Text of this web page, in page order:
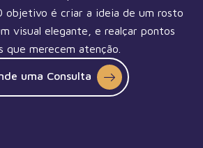
objetivo é criar a ideia de um rosto
visual elegante, e realçar pontos
que merecem atenção.
uma Consulta